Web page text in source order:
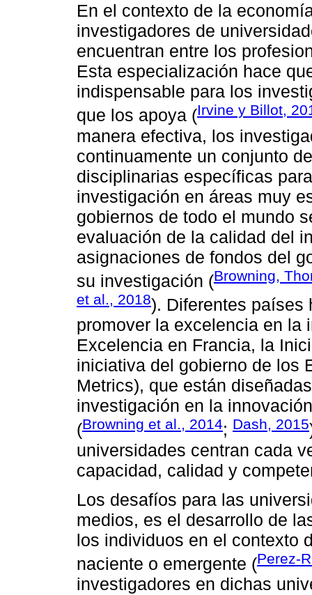
En el contexto de la
investigadores de
encuentran entre los
Esta especialización hace
indispensable para los
que los apoya (Irvine y Billot,
manera efectiva, los
continuamente un conjunto
disciplinarias específicas
investigación en áreas muy
gobiernos de todo el mundo
evaluación de la calidad del
asignaciones de fondos del
su investigación (Browning,
et al., 2018). Diferentes países
promover la excelencia en la
Excelencia en Francia, la
iniciativa del gobierno de los
Metrics), que están
investigación en la
(Browning et al., 2014; Dash, 2015
universidades centran cada
capacidad, calidad y
Los desafíos para las
medios, es el desarrollo de
los individuos en el contexto
naciente o emergente (Perez-
investigadores en dichas